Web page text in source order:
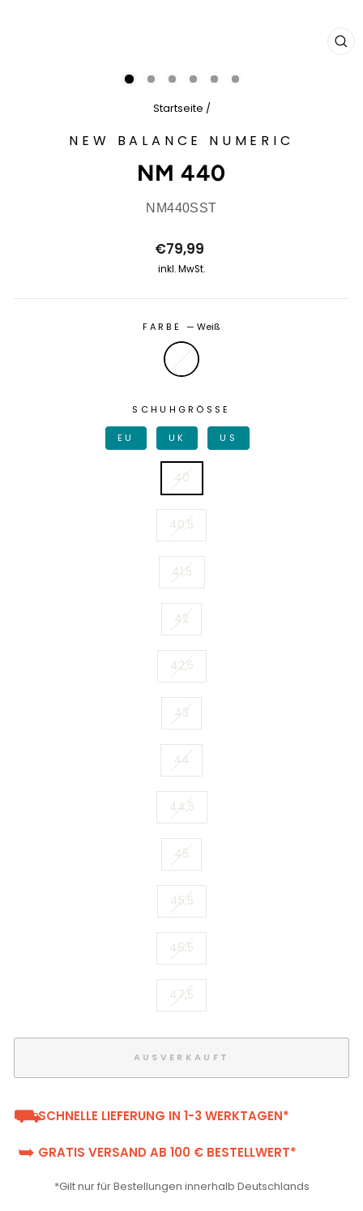
Startseite /
NEW BALANCE NUMERIC
NM 440
NM440SST
Normaler
Preis
€79,99
inkl. MwSt.
FARBE—Weiß
SCHUHGRÖSSE
EU UK US
40
40,5
41,5
42
42,5
43
44
44,5
45
45,5
46,5
47,5
AUSVERKAUFT
⛟SCHNELLE LIEFERUNG IN 1-3 WERKTAGEN*
➥ GRATIS VERSAND AB 100 € BESTELLWERT*
*Gilt nur für Bestellungen innerhalb Deutschlands